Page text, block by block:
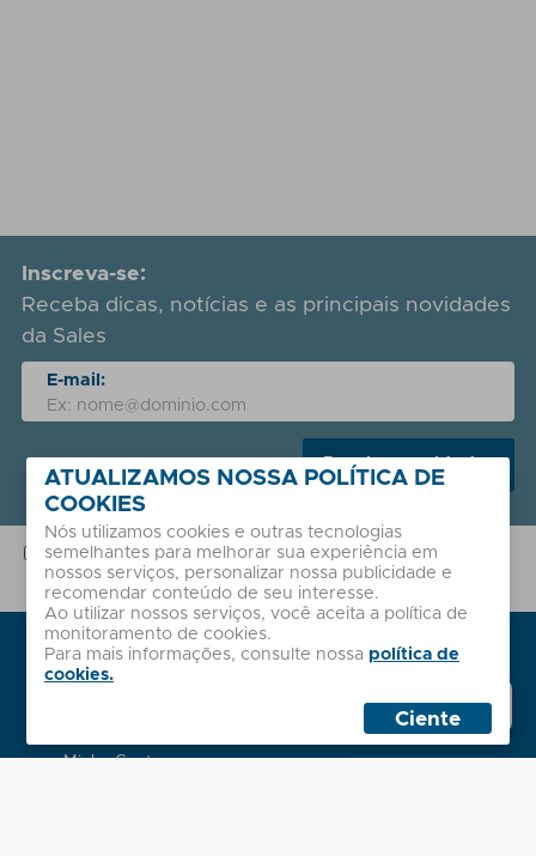
Inscreva-se:
Receba dicas, notícias e as principais novidades
da Sales
E-mail:
Receber novidades
A Sales coleta seu e-mail para envio de nossas dicas e novidades.
Este dado não é compartilhado com terceiros e garantimos sua
segurança com base em nossa
Política de Privacidade
Institucional
Sobre nós
Minha Conta
Sales
ATUALIZAMOS NOSSA POLÍTICA DE
COOKIES
Nós utilizamos cookies e outras tecnologias
semelhantes para melhorar sua experiência em
nossos serviços, personalizar nossa publicidade e
recomendar conteúdo de seu interesse.
Ao utilizar nossos serviços, você aceita a política de
monitoramento de cookies.
Para mais informações, consulte nossa política de
cookies.
Ciente